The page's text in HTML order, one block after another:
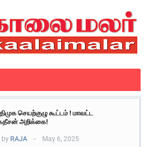
செயற்குழு கூட்டம் ! மாவட்ட
அறிக்கை!
by RAJA — May 6, 2025